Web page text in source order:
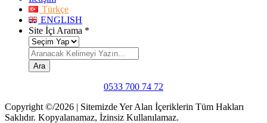
Türkçe
ENGLISH
Site İçi Arama *
Ara
0533 700 74 72
Copyright ©/2026 | Sitemizde Yer Alan İçeriklerin Tüm Hakları
Saklıdır. Kopyalanamaz, İzinsiz Kullanılamaz.